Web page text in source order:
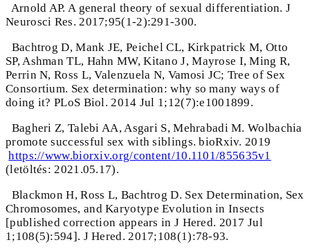
Arnold AP. A general theory of sexual differentiation. J
Neurosci Res. 2017;95(1-2):291-300.
Bachtrog D, Mank JE, Peichel CL, Kirkpatrick M, Otto
SP, Ashman TL, Hahn MW, Kitano J, Mayrose I, Ming R,
Perrin N, Ross L, Valenzuela N, Vamosi JC; Tree of Sex
Consortium. Sex determination: why so many ways of
doing it? PLoS Biol. 2014 Jul 1;12(7):e1001899.
Bagheri Z, Talebi AA, Asgari S, Mehrabadi M. Wolbachia
promote successful sex with siblings. bioRxiv. 2019
https://www.biorxiv.org/content/10.1101/855635v1
(letöltés: 2021.05.17).
Blackmon H, Ross L, Bachtrog D. Sex Determination, Sex
Chromosomes, and Karyotype Evolution in Insects
[published correction appears in J Hered. 2017 Jul
1;108(5):594]. J Hered. 2017;108(1):78-93.